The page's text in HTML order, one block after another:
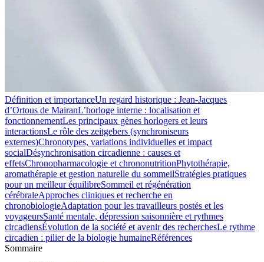
Définition et importanceUn regard historique : Jean-Jacques
d’Ortous de MairanL’horloge interne : localisation et
fonctionnementLes principaux gènes horlogers et leurs
interactionsLe rôle des zeitgebers (synchroniseurs
externes)Chronotypes, variations individuelles et impact
socialDésynchronisation circadienne : causes et
effetsChronopharmacologie et chrononutritionPhytothérapie,
aromathérapie et gestion naturelle du sommeilStratégies pratiques
pour un meilleur équilibreSommeil et régénération
cérébraleApproches cliniques et recherche en
chronobiologieAdaptation pour les travailleurs postés et les
voyageursSanté mentale, dépression saisonnière et rythmes
circadiensÉvolution de la société et avenir des recherchesLe rythme
circadien : pilier de la biologie humaineRéférences
Sommaire